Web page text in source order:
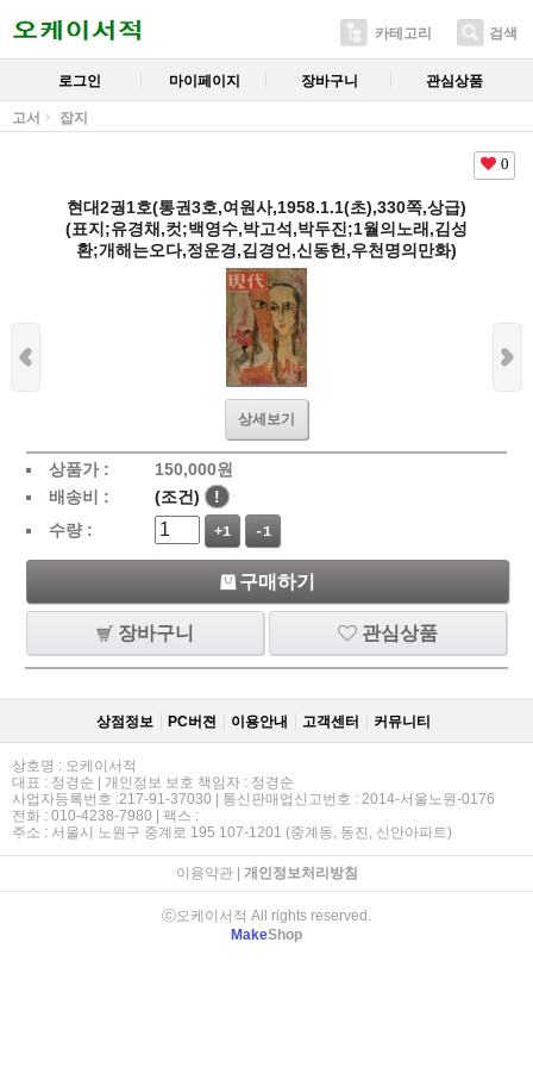
카테고리 검색
로그인 마이페이지 장바구니 관심상품
고서 잡지
0
현대2궝1호(통권3호,여원사,1958.1.1(초),330쪽,상급)
(표지;유경채,컷;백영수,박고석,박두진;1월의노래,김성
환;개해는오다,정운경,김경언,신동헌,우천명의만화)
상세보기
상품가 : 150,000원
배송비 :
(조건)
!
수량 :
+1 -1
구매하기
장바구니 관심상품
상점정보 PC버젼 이용안내 고객센터 커뮤니티
상호명 : 오케이서적
대표 : 정경순 | 개인정보 보호 책임자 : 정경순
사업자등록번호 :217-91-37030 | 통신판매업신고번호 : 2014-서울노원-0176
전화 : 010-4238-7980 | 팩스 :
주소 : 서울시 노원구 중계로 195 107-1201 (중계동, 동진, 신안아파트)
이용약관| 개인정보처리방침
ⓒ오케이서적 All rights reserved.
MakeShop